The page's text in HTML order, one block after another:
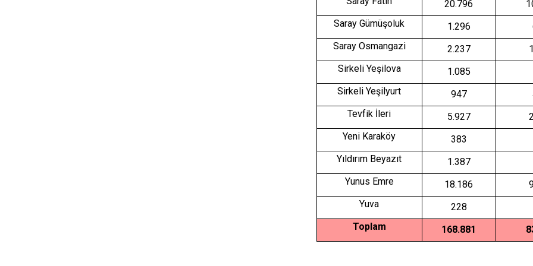
20.796
Saray Gümüşoluk
1.296
Saray Osmangazi
2.237
Sirkeli Yeşilova
1.085
Sirkeli Yeşilyurt
947
Tevfik İleri
5.927
Yeni Karaköy
383
Yıldırım Beyazıt
1.387
Yunus Emre
18.186
Yuva
228
Toplam
168.881